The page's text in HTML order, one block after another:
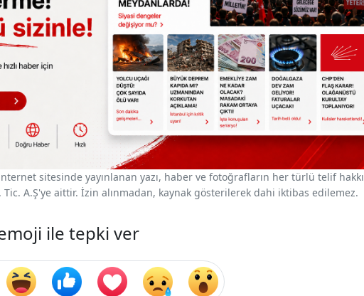
sitesinde yayınlanan yazı, haber ve fotoğrafların her türlü telif hakkı
Tic. A.Ş'ye aittir. İzin alınmadan, kaynak gösterilerek dahi iktibas edilemez.
ile tepki ver